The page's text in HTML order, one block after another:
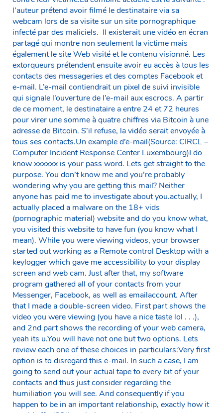
l’auteur prétend avoir filmé le destinataire via sa
webcam lors de sa visite sur un site pornographique
infecté par des maliciels. Il existerait une vidéo en écran
partagé qui montre non seulement la victime mais
également le site Web visité et le contenu visionné. Les
extorqueurs prétendent ensuite avoir eu accès à tous les
contacts des messageries et des comptes Facebook et
e-mail. L’e-mail contiendrait un pixel de suivi invisible
qui signale l’ouverture de l’e-mail aux escrocs. A partir
de ce moment, le destinataire a entre 24 et 72 heures
pour virer une somme à quatre chiffres via Bitcoin à une
adresse de Bitcoin. S’il refuse, la vidéo serait envoyée à
tous ses contacts.Un example d’e-mail(Source: CIRCL –
Computer Incident Response Center Luxembourg)I do
know xxxxxx is your pass word. Lets get straight to the
purpose. You don’t know me and you’re probably
wondering why you are getting this mail? Neither
anyone has paid me to investigate about you.actually, I
actually placed a malware on the 18+ vids
(pornographic material) website and do you know what,
you visited this website to have fun (you know what I
mean). While you were viewing videos, your browser
started out working as a Remote control Desktop with a
keylogger which gave me accessibility to your display
screen and web cam. Just after that, my software
program gathered all of your contacts from your
Messenger, Facebook, as well as emailaccount. After
that I made a double-screen video. First part shows the
video you were viewing (you have a nice taste lol . . .),
and 2nd part shows the recording of your web camera,
yeah its u.You will have not one but two options. Lets
review each one of these choices in particulars:Very first
option is to disregard this e-mail. In such a case, I am
going to send out your actual tape to every bit of your
contacts and thus just consider regarding the
humiliation you will see. And consequently if you
happen to be in an important relationship, exactly how it